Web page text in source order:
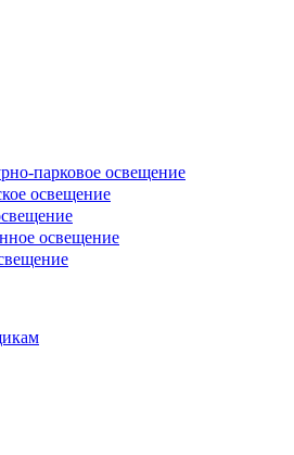
парковое освещение
освещение
освещение